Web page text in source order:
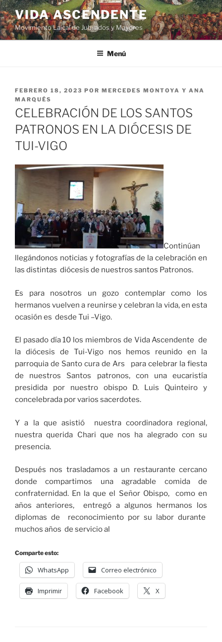
VIDA ASCENDENTE
Movimiento Laical de Jubilados y Mayores
Menú
FEBRERO 18, 2023 POR MERCEDES MONTOYA Y ANA
MARQUÉS
CELEBRACIÓN DE LOS SANTOS
PATRONOS EN LA DIÓCESIS DE
TUI-VIGO
Continúan
llegándonos noticias y fotografías de la celebración en
las distintas diócesis de nuestros santos Patronos.
Es para nosotros un gozo contemplar como los
hermanos vuelven a reunirse y celebran la vida, en esta
ocasión es desde Tui –Vigo.
El pasado día 10 los miembros de Vida Ascendente de
la diócesis de Tui-Vigo nos hemos reunido en la
parroquia de Santo cura de Ars para celebrar la fiesta
de nuestros Santos patronos, con una eucaristía
presidida por nuestro obispo D. Luis Quinteiro y
concelebrada por varios sacerdotes.
Y a la que asistió nuestra coordinadora regional,
nuestra querida Chari que nos ha alegrado con su
presencia.
Después nos trasladamos a un restaurante cercano
donde compartimos una agradable comida de
confraternidad. En la que el Señor Obispo, como en
años anteriores, entregó a algunos hermanos los
diplomas de reconocimiento por su labor durante
muchos años de servicio al
Comparte esto:
WhatsApp Correo electrónico
Imprimir Facebook X